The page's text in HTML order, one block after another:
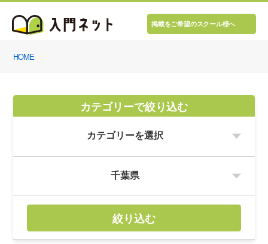
掲載をご希望のスクール様へ
HOME
カテゴリーで絞り込む
絞り込む